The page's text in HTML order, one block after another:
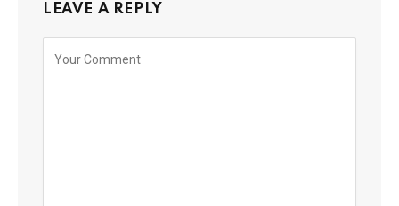
LEAVE A REPLY